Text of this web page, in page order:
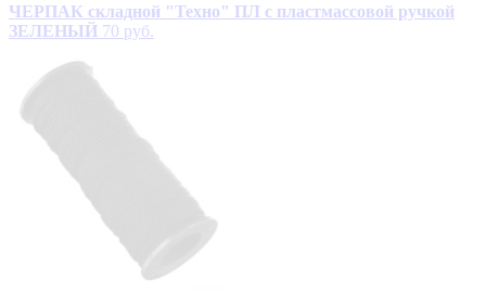
ЧЕРПАК складной "Техно" ПЛ с пластмассовой ручкой
ЗЕЛЕНЫЙ 70 руб.